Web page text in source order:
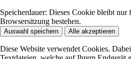
Speicherdauer: Dieses Cookie bleibt nur
Browsersitzung bestehen.
Auswahl speichern Alle akzeptieren
Diese Website verwendet Cookies.